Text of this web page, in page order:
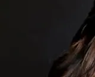
अपनी दो टूक
अभिनेत्री के इस
फिर सुर्खियों में ला